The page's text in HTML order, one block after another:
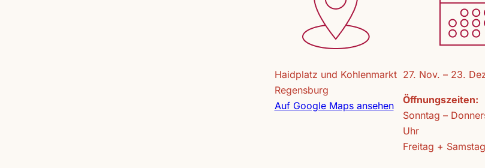
Haidplatz und Kohlenmarkt
Regensburg
Auf Google Maps ansehen
27. Nov. – 23.
Öffnungszeiten:
Sonntag –
Uhr
Freitag +